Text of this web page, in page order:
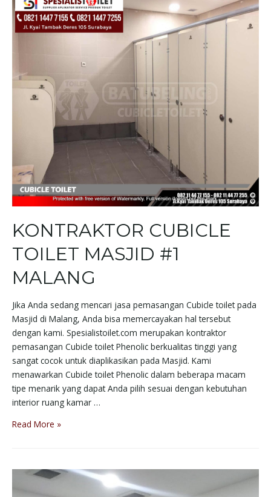
KONTRAKTOR CUBICLE
TOILET MASJID #1
MALANG
Jika Anda sedang mencari jasa pemasangan Cubicle toilet pada
Masjid di Malang, Anda bisa memercayakan hal tersebut
dengan kami. Spesialistoilet.com merupakan kontraktor
pemasangan Cubicle toilet Phenolic berkualitas tinggi yang
sangat cocok untuk diaplikasikan pada Masjid. Kami
menawarkan Cubicle toilet Phenolic dalam beberapa macam
tipe menarik yang dapat Anda pilih sesuai dengan kebutuhan
interior ruang kamar …
Read More »